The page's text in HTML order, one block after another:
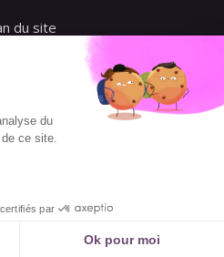
du site
de vente de l'Association
de vente de Florence
par Simplébo
du
ce site.
par
Ok pour moi